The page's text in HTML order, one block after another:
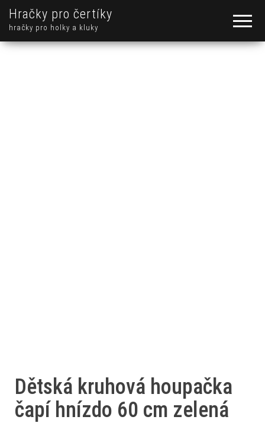
Hračky pro čertíky
hračky pro holky a kluky
Dětská kruhová houpačka
čapí hnízdo 60 cm zelená